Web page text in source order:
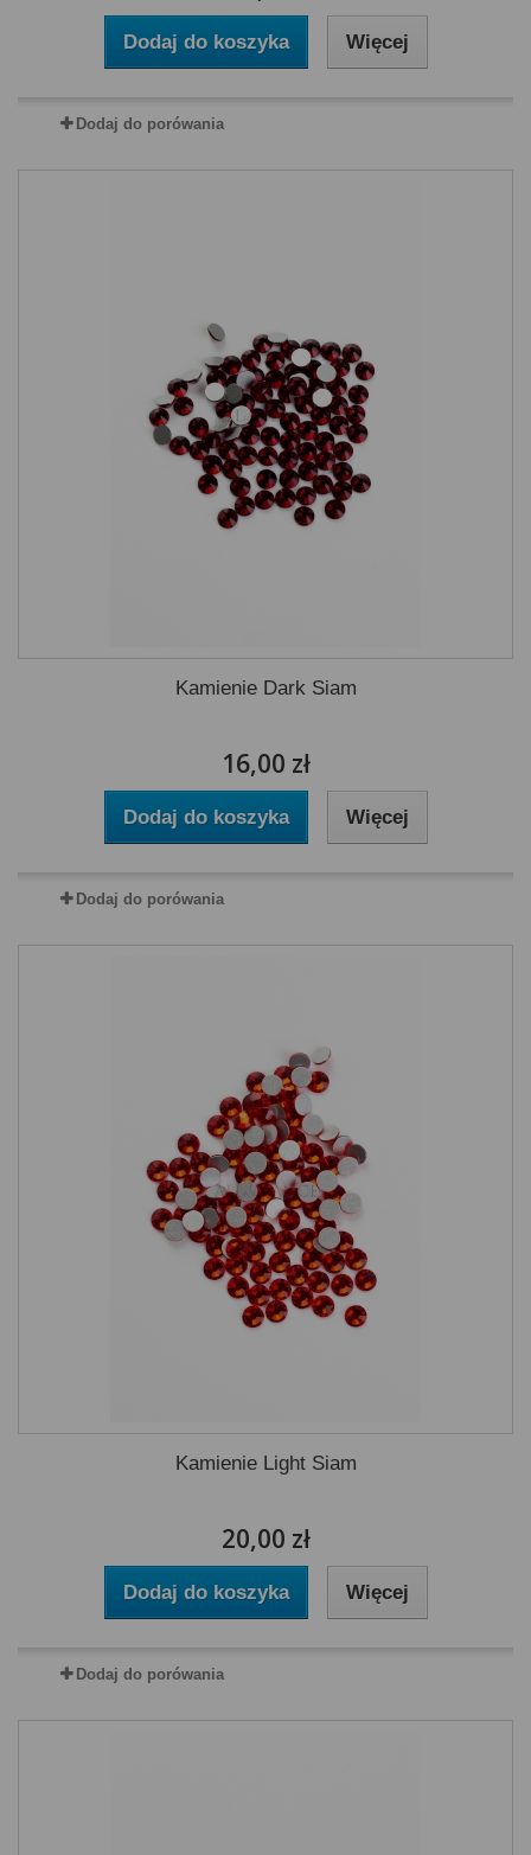
Dodaj do koszyka Więcej
Dodaj do porówania
Kamienie Dark Siam
16,00 zł
Dodaj do koszyka Więcej
Dodaj do porówania
Kamienie Light Siam
20,00 zł
Dodaj do koszyka Więcej
Dodaj do porówania